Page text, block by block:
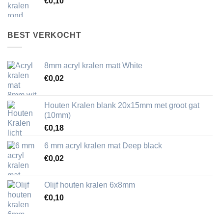
BEST VERKOCHT
8mm acryl kralen matt White
€0,02
Houten Kralen blank 20x15mm met groot gat
(10mm)
€0,18
6 mm acryl kralen mat Deep black
€0,02
Olijf houten kralen 6x8mm
€0,10